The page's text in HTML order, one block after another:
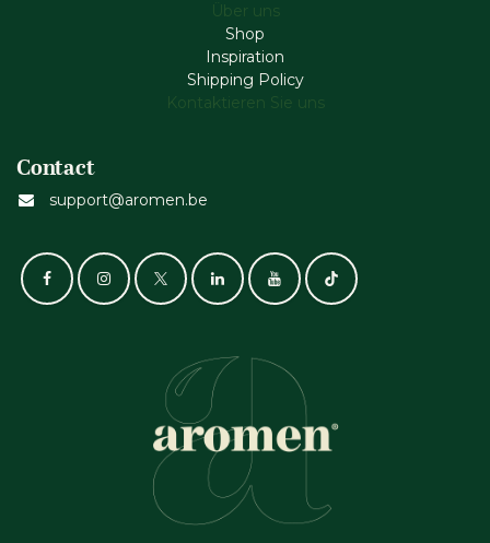
Über uns
Shop
Inspiration
Shipping Policy
Kontaktieren Sie uns
Contact
support@aromen.be